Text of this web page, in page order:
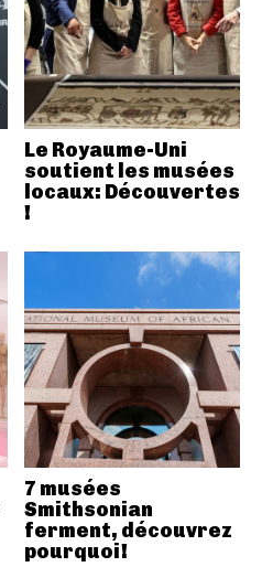
Le Royaume-Uni
soutient les musées
locaux: Découvertes
!
7 musées
Smithsonian
ferment, découvrez
pourquoi!